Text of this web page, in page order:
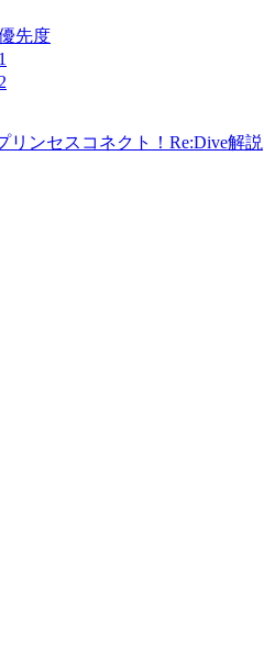
先度
リンセスコネクト！Re:Dive解説